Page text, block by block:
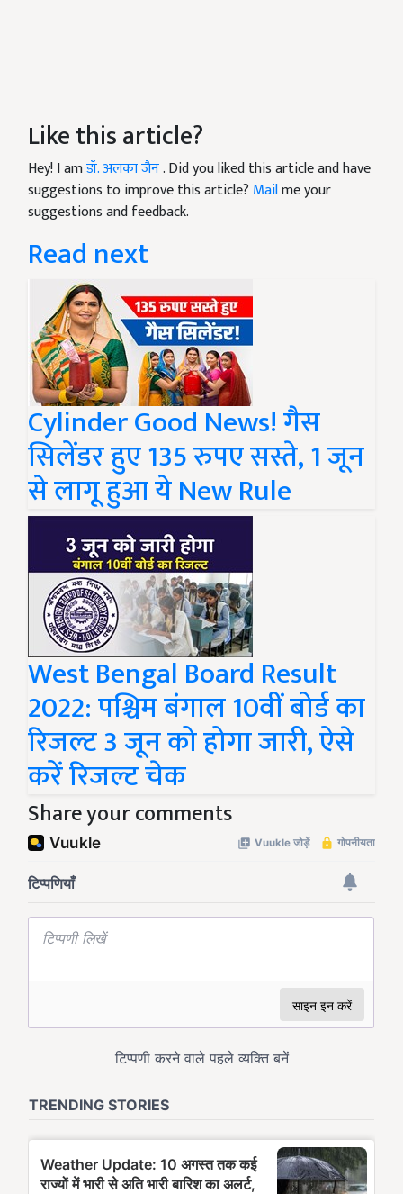
Like this article?
Hey! I amडॉ. अलका जैन. Did you liked this article and have
suggestions to improve this article? Mailme your
suggestions and feedback.
Read next
Cylinder Good News! गैस
सिलेंडर हुए 135 रुपए सस्ते, 1 जून
से लागू हुआ ये New Rule
​West Bengal Board Result
2022: पश्चिम बंगाल 10वीं बोर्ड का
रिजल्ट 3 जून को होगा जारी, ऐसे
करें रिजल्ट चेक
Share your comments